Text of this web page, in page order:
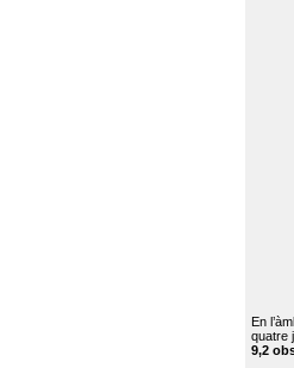
En
quatre
9,2